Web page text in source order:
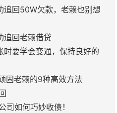
追回50W欠款，老赖也别想
追回老赖借贷
时要学会变通，保持良好的
固老赖的9种高效方法
司如何巧妙收债！